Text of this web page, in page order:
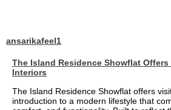
ansarikafeel1
The Island Residence Showflat
Interiors
The Island Residence Showflat offers
introduction to a modern lifestyle that